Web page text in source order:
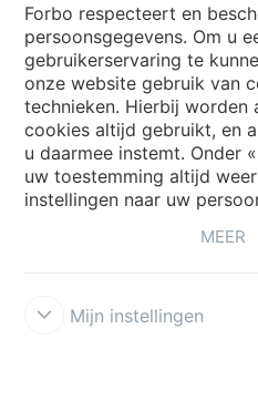
Website
Kies uw land
My Forbo
Forbo respecteert en
persoonsgegevens. Om u
gebruikerservaring te
onze website gebruik van
technieken. Hierbij worden
cookies altijd gebruikt, en
u daarmee instemt. Onder
uw toestemming altijd
instellingen naar uw
MEER
Mijn instellingen